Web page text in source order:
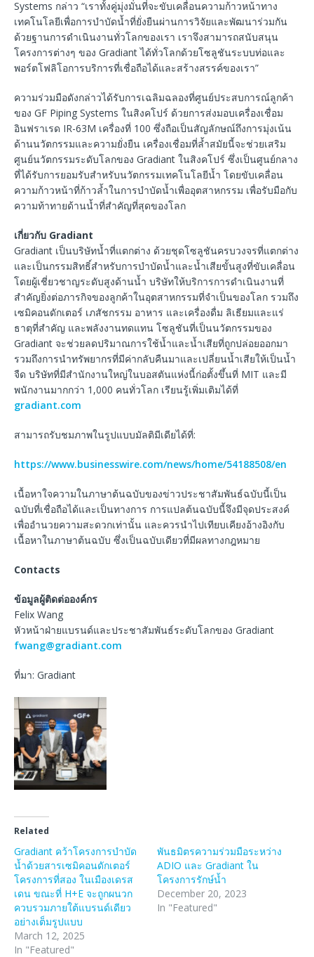
Systems กล่าว “เราทั้งคู่มุ่งมั่นที่จะขับเคลื่อนความก้าวหน้าทาง
เทคโนโลยีเพื่อการบำบัดน้ำที่ยั่งยืนผ่านการวิจัยและพัฒนาร่วมกัน
ด้วยฐานการดำเนินงานทั่วโลกของเรา เราจึงสามารถสนับสนุน
โครงการต่างๆ ของ Gradiant ได้ทั่วโลกด้วยโซลูชันระบบท่อและ
พอร์ตโฟลิโอการบริการที่เชื่อถือได้และสร้างสรรค์ของเรา”
ความร่วมมือดังกล่าวได้รับการเฉลิมฉลองที่ศูนย์ประสบการณ์ลูกค้า
ของ GF Piping Systems ในสิงคโปร์ ด้วยการส่งมอบเครื่องเชื่อม
อินฟราเรด IR-63M เครื่องที่ 100 ซึ่งถือเป็นสัญลักษณ์ถึงการมุ่งเน้น
ด้านนวัตกรรมและความยั่งยืน เครื่องเชื่อมที่ล้ำสมัยนี้จะช่วยเสริม
ศูนย์นวัตกรรมระดับโลกของ Gradiant ในสิงคโปร์ ซึ่งเป็นศูนย์กลาง
ที่ได้รับการยอมรับสำหรับนวัตกรรมเทคโนโลยีน้ำ โดยขับเคลื่อน
ความก้าวหน้าที่ก้าวล้ำในการบำบัดน้ำเพื่ออุตสาหกรรม เพื่อรับมือกับ
ความท้าทายด้านน้ำที่สำคัญที่สุดของโลก
เกี่ยวกับ Gradiant
Gradiant เป็นบริษัทน้ำที่แตกต่าง ด้วยชุดโซลูชันครบวงจรที่แตกต่าง
และเป็นกรรมสิทธิ์สำหรับการบำบัดน้ำและน้ำเสียขั้นสูงที่ขับเคลื่อน
โดยผู้เชี่ยวชาญระดับสูงด้านน้ำ บริษัทให้บริการการดำเนินงานที่
สำคัญยิ่งต่อภารกิจของลูกค้าในอุตสาหกรรมที่จำเป็นของโลก รวมถึง
เซมิคอนดักเตอร์ เภสัชกรรม อาหาร และเครื่องดื่ม ลิเธียมและแร่
ธาตุที่สำคัญ และพลังงานทดแทน โซลูชันที่เป็นนวัตกรรมของ
Gradiant จะช่วยลดปริมาณการใช้น้ำและน้ำเสียที่ถูกปล่อยออกมา
รวมถึงการนำทรัพยากรที่มีค่ากลับคืนมาและเปลี่ยนน้ำเสียให้เป็นน้ำ
จืด บริษัทที่มีสำนักงานใหญ่ในบอสตันแห่งนี้ก่อตั้งขึ้นที่ MIT และมี
พนักงานมากกว่า 1,000 คนทั่วโลก เรียนรู้เพิ่มเติมได้ที่
gradiant.com
สามารถรับชมภาพในรูปแบบมัลติมีเดียได้ที่:
https://www.businesswire.com/news/home/54188508/en
เนื้อหาใจความในภาษาต้นฉบับของข่าวประชาสัมพันธ์ฉบับนี้เป็น
ฉบับที่เชื่อถือได้และเป็นทางการ การแปลต้นฉบับนี้จึงมีจุดประสงค์
เพื่ออำนวยความสะดวกเท่านั้น และควรนำไปเทียบเคียงอ้างอิงกับ
เนื้อหาในภาษาต้นฉบับ ซึ่งเป็นฉบับเดียวที่มีผลทางกฎหมาย
Contacts
ข้อมูลผู้ติดต่อองค์กร
Felix Wang
หัวหน้าฝ่ายแบรนด์และประชาสัมพันธ์ระดับโลกของ Gradiant
fwang@gradiant.com
ที่มา: Gradiant
Related
Gradiant คว้าโครงการบำบัด
น้ำด้วยสารเซมิคอนดักเตอร์
โครงการที่สอง ในเมืองเดรส
เดน ขณะที่ H+E จะถูกผนวก
ควบรวมภายใต้แบรนด์เดียว
อย่างเต็มรูปแบบ
March 12, 2025
In "Featured"
พันธมิตรความร่วมมือระหว่าง
ADIO และ Gradiant ใน
โครงการรักษ์น้ำ
December 20, 2023
In "Featured"